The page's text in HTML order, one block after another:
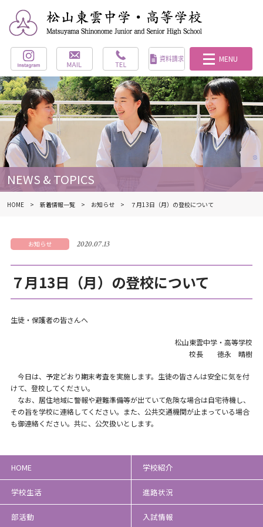
NEWS & TOPICS
HOME 新着情報一覧 お知らせ ７月13日（月）の登校について
お知らせ 2020.07.13
７月13日（月）の登校について
生徒・保護者の皆さんへ
松山東雲中学・高等学校
校長 徳永 晴樹
今日は、予定どおり期末考査を実施します。生徒の皆さんは安全に気を付
けて、登校してください。
なお、居住地域に警報や避難準備等が出ていて危険な場合は自宅待機し、
その旨を学校に連絡してください。また、公共交通機関が止まっている場合
も御連絡ください。共に、公欠扱いとします。
HOME 学校紹介
学校生活 進路状況
部活動 入試情報